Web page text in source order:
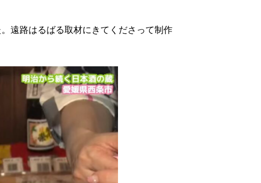
遠路はるばる取材にきてくださって制作